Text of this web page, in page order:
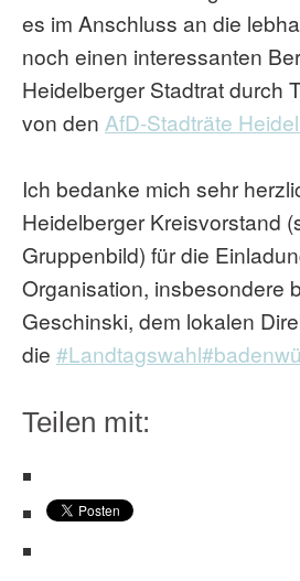
es im Anschluss an die
noch einen interessanten
Heidelberger Stadtrat durch
von den AfD-Stadträte
Ich bedanke mich sehr
Heidelberger Kreisvorstand
Gruppenbild) für die
Organisation, insbesondere
Geschinski, dem lokalen
die #Landtagswahl
Teilen mit: